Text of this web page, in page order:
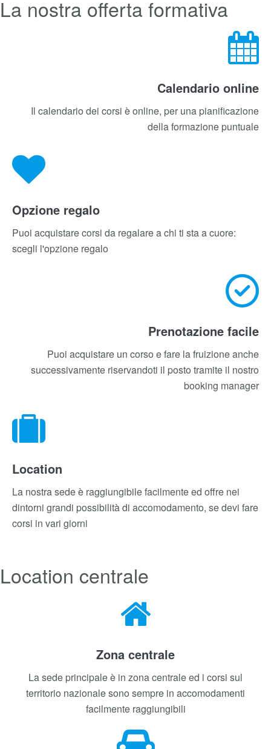
Ilcalendario è online, ed è possibile prenotare corsi,
facilmente una delle sessioni anche successivamente, in modo
da potere pianificare la formazione in maniera semplice.
CALENDARIO
La nostra offerta formativa
Il calendario dei corsi è online, per una pianificazione
Puoi acquistare corsi da regalare a chi ti sta a cuore:
scegli l'opzione regalo
Puoi acquistare un corso e fare la fruizione anche
successivamente riservandoti il posto tramite il nostro
booking manager
Location
La nostra sede è raggiungibile facilmente ed offre nei
dintorni grandi possibilità di accomodamento, se devi fare
Location centrale